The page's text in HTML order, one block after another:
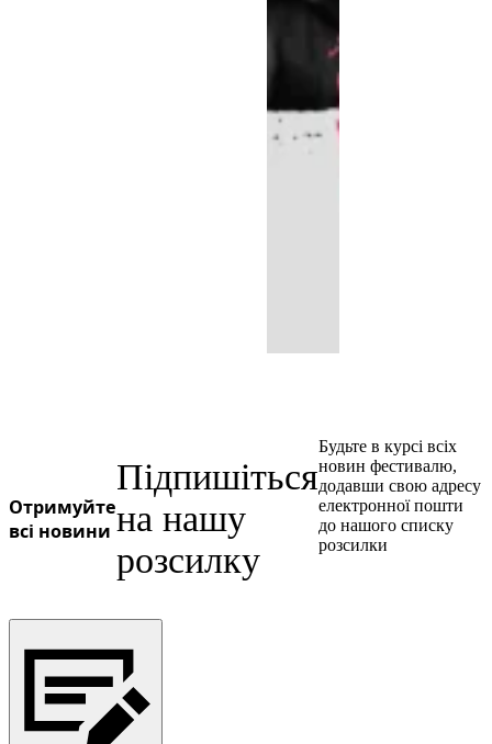
Отримуйте
всі новини
Підпишіться
на нашу
розсилку
Будьте в курсі всіх
новин фестивалю,
додавши свою адресу
електронної пошти
до нашого списку
розсилки